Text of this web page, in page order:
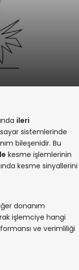
ileri
sistemlerinde
bileşenidir. Bu
kesme işlemlerinin
kesme sinyallerini
donanım
işlemciye hangi
ve verimliliği